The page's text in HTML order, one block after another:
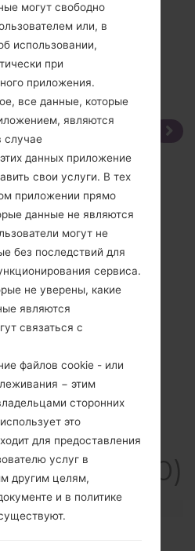
LGKP4000
могут свободно
или, в
использовании,
при
приложения.
все данные, которые
являются
случае
данных приложение
свои услуги. В тех
приложении прямо
данные не являются
могут не
без последствий для
сервиса.
не уверены, какие
являются
связаться с
файлов cookie - или
− этим
сторонних
это
для предоставления
услуг в
другим целям,
и в политике